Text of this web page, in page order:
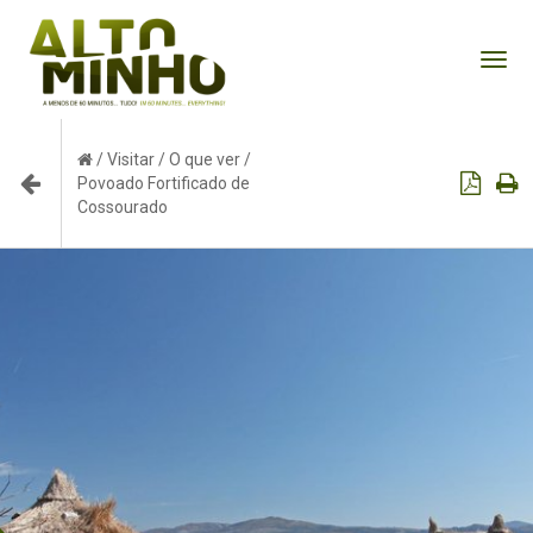
/Visitar/O que ver/
Povoado Fortificado de
Cossourado